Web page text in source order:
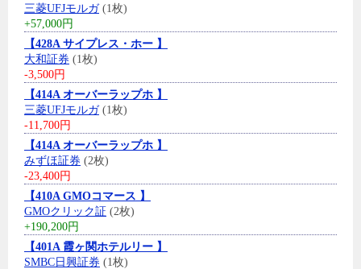
三菱UFJモルガ(1枚)
+57,000円
【428A サイプレス・ホー 】
大和証券 (1枚)
-3,500円
【414A オーバーラップホ 】
三菱UFJモルガ(1枚)
-11,700円
【414A オーバーラップホ 】
みずほ証券 (2枚)
-23,400円
【410A GMOコマース 】
GMOクリック証 (2枚)
+190,200円
【401A 霞ヶ関ホテルリー 】
SMBC日興証券 (1枚)